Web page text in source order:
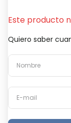
Este producto
Quiero saber